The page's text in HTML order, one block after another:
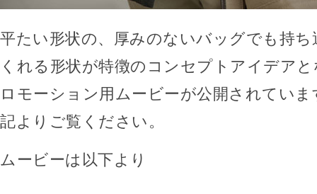
平たい形状の、厚みのないバッグでも持
くれる形状が特徴のコンセプトアイデア
ロモーション用ムービーが公開されてい
記よりご覧ください。
ムービーは以下より